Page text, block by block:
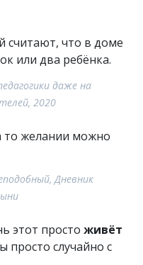
считают, что в доме
или два ребёнка.
даже на
2020
то желании можно
Дневник
этот просто живёт
просто случайно с